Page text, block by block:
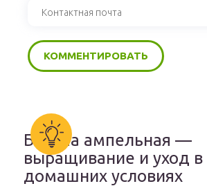
Бакопа ампельная —
выращивание и уход в
домашних условиях